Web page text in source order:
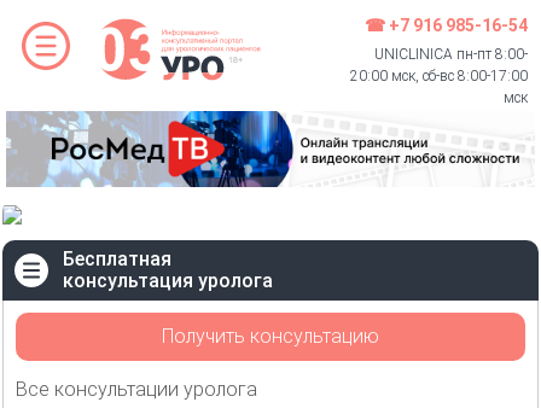
☎ +7 916 985-16-54
UNICLINICA пн-пт 8:00-
20:00 мск, сб-вс 8:00-17:00
мск
Бесплатная
консультация уролога
Получить консультацию
Все консультации уролога